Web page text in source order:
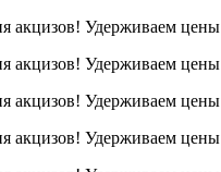
акцизов! Удерживаем цены
акцизов! Удерживаем цены
акцизов! Удерживаем цены
акцизов! Удерживаем цены